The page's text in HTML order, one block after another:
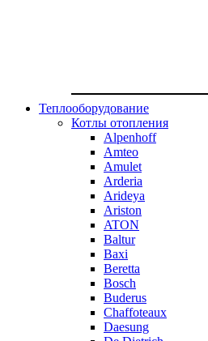
Теплооборудование
Котлы отопления
Alpenhoff
Amteo
Amulet
Arderia
Arideya
Ariston
ATON
Baltur
Baxi
Beretta
Bosch
Buderus
Chaffoteaux
Daesung